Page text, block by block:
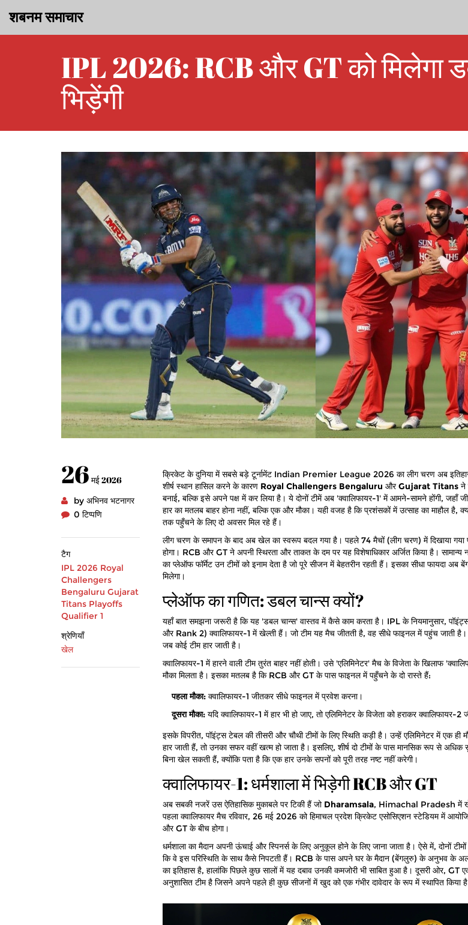
शबनम समाचार
IPL 2026: RCB और GT को मिलेगा
भिड़ेंगी
26 मई 2026
by अभिनव भटनागर
0 टिप्पणि
टैग
IPL 2026 Royal
Challengers
Bengaluru Gujarat
Titans Playoffs
Qualifier 1
श्रेणियाँ
खेल
क्रिकेट के दुनिया में सबसे बड़े टूर्नामेंट Indian Premier League 2026 का लीग चरण अब
शीर्ष स्थान हासिल करने के कारण Royal Challengers Bengaluru औरGujarat Titans ने
बनाई, बल्कि इसे अपने पक्ष में कर लिया है। ये दोनों टीमें अब 'क्वालिफायर-1' में आमने-सामने होंगी, जहाँ
हार का मतलब बाहर होना नहीं, बल्कि एक और मौका। यही वजह है कि प्रशंसकों में उत्साह का माहौल है,
तक पहुँचने के लिए दो अवसर मिल रहे हैं।
लीग चरण के समापन के बाद अब खेल का स्वरूप बदल गया है। पहले 74 मैचों (लीग चरण) में दिखाया गया
होगा। RCB और GT ने अपनी स्थिरता और ताकत के दम पर यह विशेषाधिकार अर्जित किया है।
का प्लेऑफ फॉर्मेट उन टीमों को इनाम देता है जो पूरे सीजन में बेहतरीन रहती हैं। इसका सीधा फायदा अब
मिलेगा।
प्लेऑफ का गणित: डबल चान्स क्यों?
यहाँ बात समझना जरूरी है कि यह 'डबल चान्स' वास्तव में कैसे काम करता है। IPL के नियमानुसार,
और Rank 2) क्वालिफायर-1 में खेल्ती हैं। जो टीम यह मैच जीतती है, वह सीधे फाइनल में पहुंच जाती
जब कोई टीम हार जाती है।
क्वालिफायर-1 में हारने वाली टीम तुरंत बाहर नहीं होती। उसे 'एलिमिनेटर' मैच के विजेता के खिलाफ
मौका मिलता है। इसका मतलब है कि RCB और GT के पास फाइनल में पहुँचने के दो रास्ते हैं:
पहला मौका: क्वालिफायर-1 जीतकर सीधे फाइनल में प्रवेश करना।
दूसरा मौका: यदि क्वालिफायर-1 में हार भी हो जाए, तो एलिमिनेटर के विजेता को हराकर क्वालिफायर-
इसके विपरीत, पॉइंट्स टेबल की तीसरी और चौथी टीमों के लिए स्थिति कड़ी है। उन्हें एलिमिनेटर में एक
हार जाती हैं, तो उनका सफर वहीं खत्म हो जाता है। इसलिए, शीर्ष दो टीमों के पास मानसिक रूप से
बिना खेल सकती हैं, क्योंकि पता है कि एक हार उनके सपनों को पूरी तरह नष्ट नहीं करेगी।
क्वालिफायर-1: धर्मशाला में भिड़ेगी RCB और GT
अब सबकी नजरें उस ऐतिहासिक मुकाबले पर टिकी हैं जो Dharamsala, Himachal Pradesh में
पहला क्वालिफायर मैच रविवार, 26 मई 2026 को हिमाचल प्रदेश क्रिकेट एसोसिएशन स्टेडियम में
और GT के बीच होगा।
धर्मशाला का मैदान अपनी ऊंचाई और स्पिनर्स के लिए अनुकूल होने के लिए जाना जाता है। ऐसे में, दोनों टीमों
कि वे इस परिस्थिति के साथ कैसे निपटती हैं। RCB के पास अपने घर के मैदान (बेंगलुरु) के अनुभव के
का इतिहास है, हालांकि पिछले कुछ सालों में यह दबाव उनकी कमजोरी भी साबित हुआ है। दूसरी ओर, GT
अनुशासित टीम है जिसने अपने पहले ही कुछ सीजनों में खुद को एक गंभीर दावेदार के रूप में स्थापित किया